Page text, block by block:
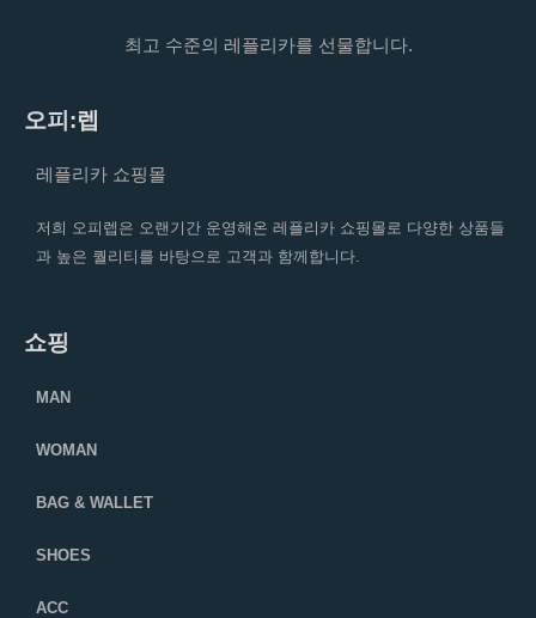
최고 수준의 레플리카를 선물합니다.
오피:렙
레플리카 쇼핑몰
저희 오피렙은 오랜기간 운영해온 레플리카 쇼핑몰로 다양한 상품들
과 높은 퀄리티를 바탕으로 고객과 함께합니다.
쇼핑
MAN
WOMAN
BAG & WALLET
SHOES
ACC